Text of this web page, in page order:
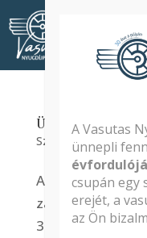
Ünnepi
Szerző:Szilvia_Tohai
Az
zárva tart. 2025.
31-én 8-12 óra
A Vasutas
ünnepli
csupán egy
erejét, a
az Ön